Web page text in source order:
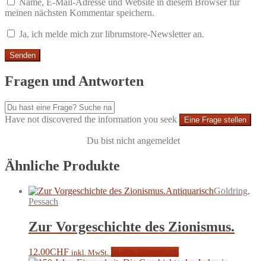
Name, E-Mail-Adresse und Website in diesem Browser für
meinen nächsten Kommentar speichern.
Ja, ich melde mich zur librumstore-Newsletter an.
Fragen und Antworten
Have not discovered the information you seek Eine Frage stellen
Du bist nicht angemeldet
Ähnliche Produkte
AntiquarischGoldring,
Pessach
Zur Vorgeschichte des Zionismus.
12.00CHF inkl. MwSt.